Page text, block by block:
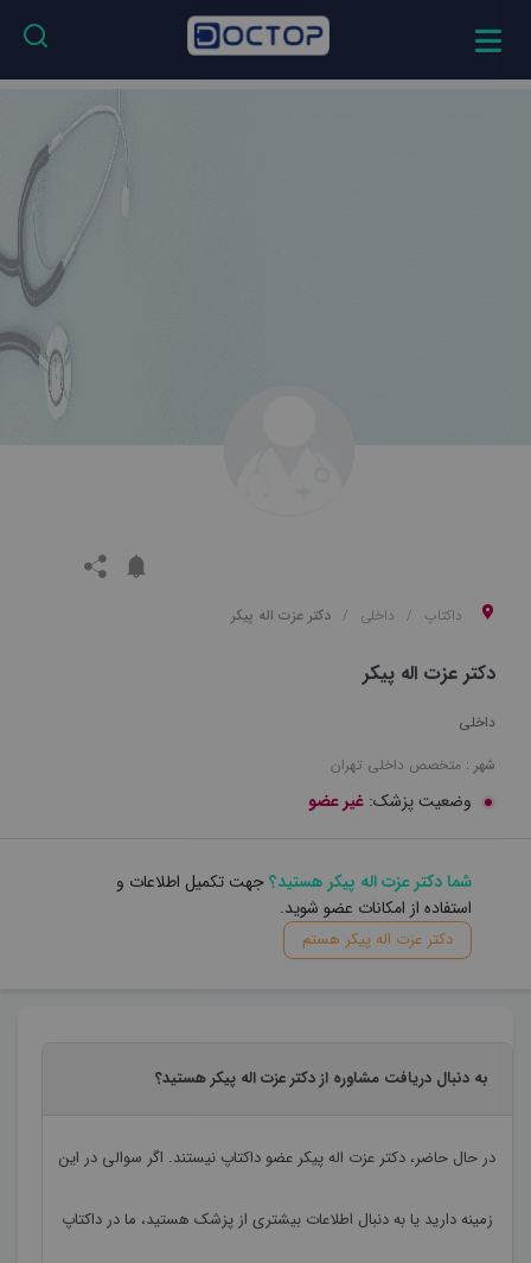
داکتاپ داخلی دکتر عزت اله پیکر
دکتر عزت اله پیکر
داخلی
شهر : متخصص داخلی تهران
وضعیت پزشک: غیر عضو
شما دکتر عزت اله پیکر هستید؟جهت تکمیل اطلاعات و
استفاده از امکانات عضو شوید.
دکتر عزت اله پیکر هستم
به دنبال دریافت مشاوره از دکتر عزت اله پیکر هستید؟
در حال حاضر، دکتر عزت اله پیکرعضو داکتاپ نیستند. اگر سوالی در این
زمینه دارید یا به دنبال اطلاعات بیشتری از پزشک هستید، ما در داکتاپ